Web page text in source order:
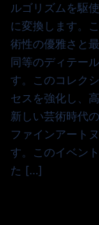
ルゴリズムを駆
に変換します。
術性の優雅さと
同等のディテー
す。このコレク
セスを強化し、
新しい芸術時代
ファインアート
す。このイベン
た […]